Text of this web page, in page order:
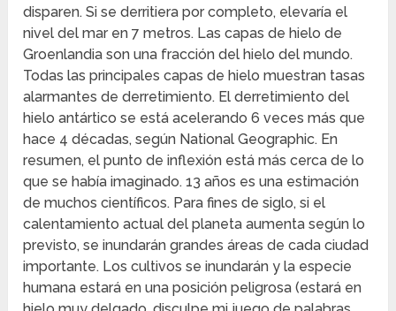
disparen. Si se derritiera por completo, elevaría el
nivel del mar en 7 metros. Las capas de hielo de
Groenlandia son una fracción del hielo del mundo.
Todas las principales capas de hielo muestran tasas
alarmantes de derretimiento. El derretimiento del
hielo antártico se está acelerando 6 veces más que
hace 4 décadas, según National Geographic. En
resumen, el punto de inflexión está más cerca de lo
que se había imaginado. 13 años es una estimación
de muchos científicos. Para fines de siglo, si el
calentamiento actual del planeta aumenta según lo
previsto, se inundarán grandes áreas de cada ciudad
importante. Los cultivos se inundarán y la especie
humana estará en una posición peligrosa (estará en